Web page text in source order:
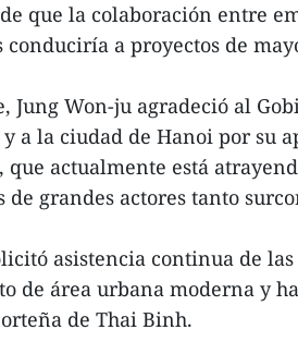
que la colaboración entre
a proyectos de
Jung Won-ju agradeció al
a la ciudad de Hanoi por su
que actualmente está
de grandes actores tanto
asistencia continua de
de área urbana moderna y
de Thai Binh.